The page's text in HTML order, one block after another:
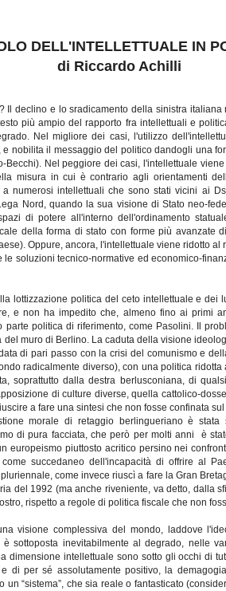
DELL'INTELLETTUALE IN
di Riccardo Achilli
Il declino e lo sradicamento della sinistra
più ampio del rapporto fra intellettuali e
Nel migliore dei casi, l'utilizzo
nobilita il messaggio del politico dandogli una
Becchi). Nel peggiore dei casi, l'intellettuale
misura in cui è contrario agli orientamenti
a numerosi intellettuali che sono stati vicini ai
Nord, quando la sua visione di Stato neo-
di potere all'interno dell'ordinamento
della forma di stato con forme più avanzate
Oppure, ancora, l'intellettuale viene ridotto
soluzioni tecnico-normative ed economico-
lottizzazione politica del ceto intellettuale e dei
e non ha impedito che, almeno fino ai primi
politica di riferimento, come Pasolini. Il
muro di Berlino. La caduta della visione
di pari passo con la crisi del comunismo e
radicalmente diverso), con una politica
soprattutto dalla destra berlusconiana, di
di culture diverse, quella cattolico-
a fare una sintesi che non fosse confinata
morale di retaggio berlingueriano è stata
di pura facciata, che però per molti anni
è
europeismo piuttosto acritico persino nei
succedaneo dell'incapacità di offrire al
come invece riuscì a fare la Gran
del 1992 (ma anche riveniente, va detto, dalla
rispetto a regole di politica fiscale che non
visione complessiva del mondo, laddove
sottoposta inevitabilmente al degrado, nelle
dimensione intellettuale sono sotto gli occhi di
di per sé assolutamente positivo, la
un “sistema”, che sia reale o fantasticato